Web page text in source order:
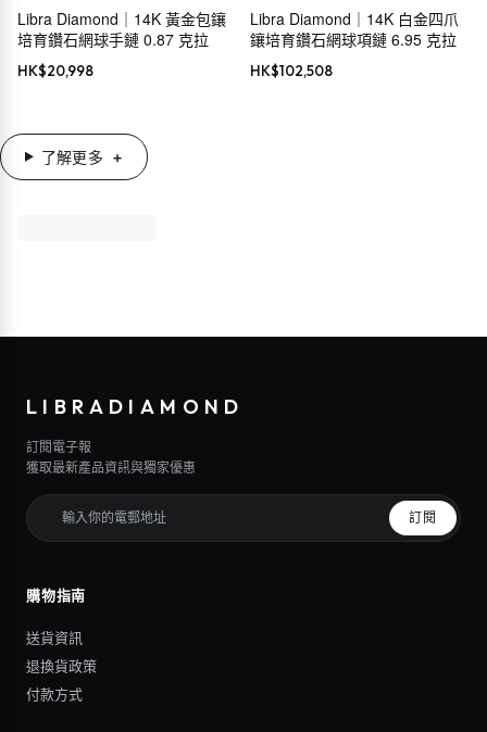
Libra Diamond｜14K 黃金包鑲
培育鑽石網球手鏈 0.87 克拉
HK$20,998
Libra Diamond｜14K 白金四爪
鑲培育鑽石網球項鏈 6.95 克拉
HK$102,508
了解更多
LIBRADIAMOND
訂閱電子報
獲取最新產品資訊與獨家優惠
訂閱
購物指南
送貨資訊
退換貨政策
付款方式